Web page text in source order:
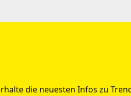
die neuesten Infos zu